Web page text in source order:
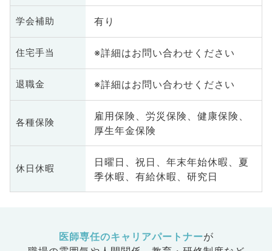
学会補助 有り
住宅手当 ※詳細はお問い合わせください
退職金 ※詳細はお問い合わせください
各種保険
雇用保険、労災保険、健康保険、
厚生年金保険
休日休暇
日曜日、祝日、年末年始休暇、夏
季休暇、有給休暇、研究日
医師専任のキャリアパートナーが